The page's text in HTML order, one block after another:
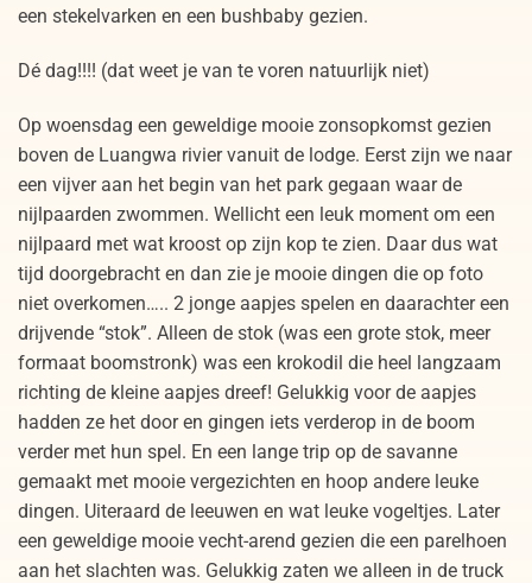
een stekelvarken en een bushbaby gezien.
Dé dag!!!! (dat weet je van te voren natuurlijk niet)
Op woensdag een geweldige mooie zonsopkomst gezien
boven de Luangwa rivier vanuit de lodge. Eerst zijn we naar
een vijver aan het begin van het park gegaan waar de
nijlpaarden zwommen. Wellicht een leuk moment om een
nijlpaard met wat kroost op zijn kop te zien. Daar dus wat
tijd doorgebracht en dan zie je mooie dingen die op foto
niet overkomen….. 2 jonge aapjes spelen en daarachter een
drijvende “stok”. Alleen de stok (was een grote stok, meer
formaat boomstronk) was een krokodil die heel langzaam
richting de kleine aapjes dreef! Gelukkig voor de aapjes
hadden ze het door en gingen iets verderop in de boom
verder met hun spel. En een lange trip op de savanne
gemaakt met mooie vergezichten en hoop andere leuke
dingen. Uiteraard de leeuwen en wat leuke vogeltjes. Later
een geweldige mooie vecht-arend gezien die een parelhoen
aan het slachten was. Gelukkig zaten we alleen in de truck